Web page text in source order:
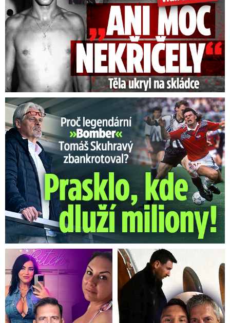
Proč Skuhravý zbankrotoval? Prasklo, kde dluží miliony!